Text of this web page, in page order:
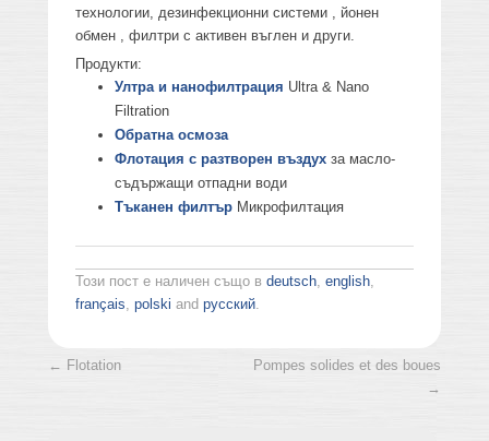
технологии, дезинфекционни системи , йонен
обмен , филтри с активен въглен и други.
Продукти:
Ултра и нанофилтрация Ultra & Nano
Filtration
Обратна осмоза
Флотация с разтворен въздух за масло-
съдържащи отпадни води
Тъканен филтър Микрофилтация
Този пост е наличен също в deutsch, english,
français, polski and русский.
Post navigation
← Flotation
Pompes solides et des boues
→